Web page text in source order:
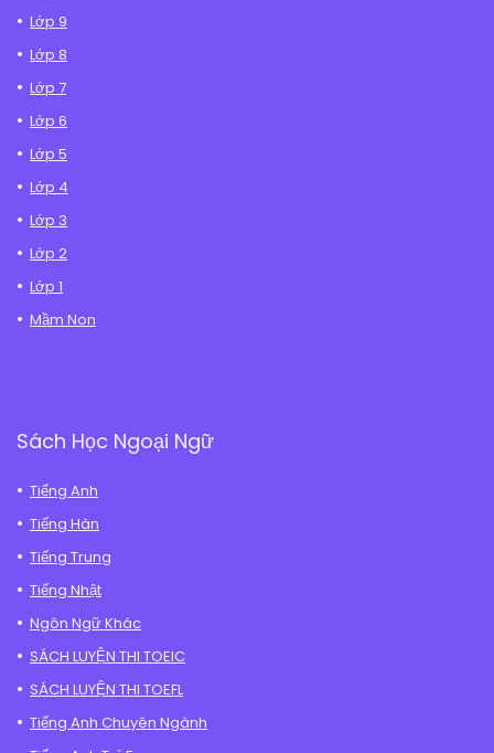
Lớp 9
Lớp 8
Lớp 7
Lớp 6
Lớp 5
Lớp 4
Lớp 3
Lớp 2
Lớp 1
Mầm Non
Sách Học Ngoại Ngữ
Tiếng Anh
Tiếng Hàn
Tiếng Trung
Tiếng Nhật
Ngôn Ngữ Khác
SÁCH LUYỆN THI TOEIC
SÁCH LUYỆN THI TOEFL
Tiếng Anh Chuyên Ngành